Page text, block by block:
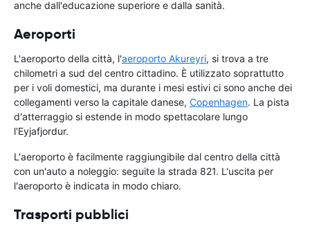
anche dall'educazione superiore e dalla sanità.
Aeroporti
L'aeroporto della città, l'aeroporto Akureyri, si trova a tre
chilometri a sud del centro cittadino. È utilizzato soprattutto
per i voli domestici, ma durante i mesi estivi ci sono anche dei
collegamenti verso la capitale danese, Copenhagen. La pista
d'atterraggio si estende in modo spettacolare lungo
l'Eyjafjordur.
L'aeroporto è facilmente raggiungibile dal centro della città
con un'auto a noleggio: seguite la strada 821. L'uscita per
l'aeroporto è indicata in modo chiaro.
Trasporti pubblici